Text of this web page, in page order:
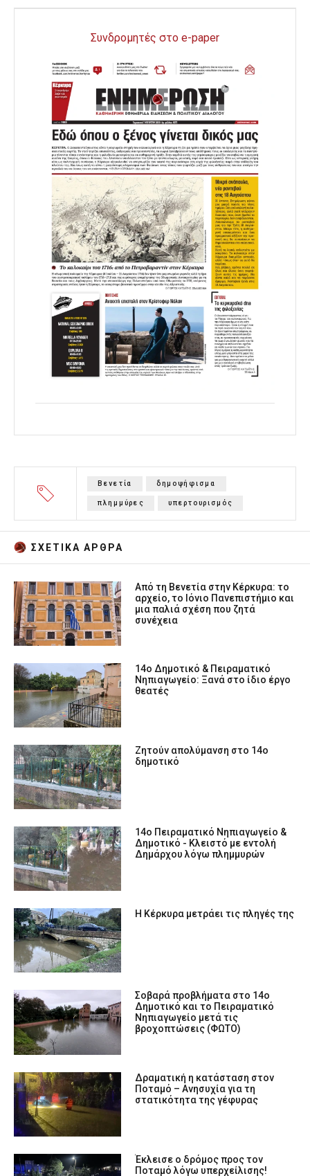
Συνδρομητές στο e-paper
Βενετία δημοψήφισμα
πλημμύρες υπερτουρισμός
ΣΧΕΤΙΚA AΡΘΡΑ
Από τη Βενετία στην Κέρκυρα: το
αρχείο, το Ιόνιο Πανεπιστήμιο και
μια παλιά σχέση που ζητά
συνέχεια
14ο Δημοτικό & Πειραματικό
Νηπιαγωγείο: Ξανά στο ίδιο έργο
θεατές
Ζητούν απολύμανση στο 14ο
δημοτικό
14ο Πειραματικό Νηπιαγωγείο &
Δημοτικό - Κλειστό με εντολή
Δημάρχου λόγω πλημμυρών
Η Κέρκυρα μετράει τις πληγές της
Σοβαρά προβλήματα στο 14ο
Δημοτικό και το Πειραματικό
Νηπιαγωγείο μετά τις
βροχοπτώσεις (ΦΩΤΟ)
Δραματική η κατάσταση στον
Ποταμό – Ανησυχία για τη
στατικότητα της γέφυρας
Έκλεισε ο δρόμος προς τον
Ποταμό λόγω υπερχείλισης!